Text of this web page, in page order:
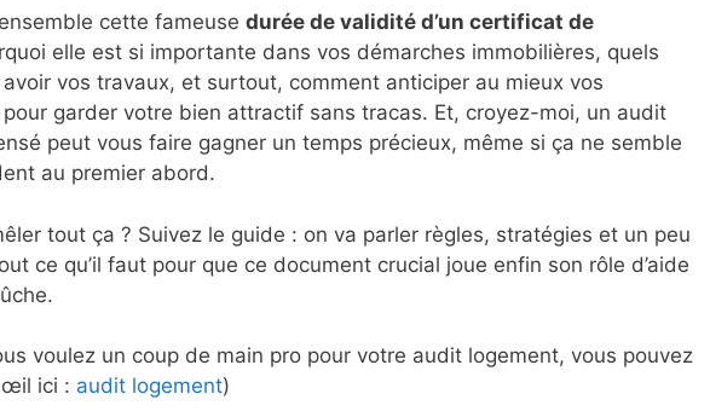
cette fameuse durée de validité d’un certificat de
elle est si importante dans vos démarches immobilières, quels
vos travaux, et surtout, comment anticiper au mieux vos
garder votre bien attractif sans tracas. Et, croyez-moi, un audit
peut vous faire gagner un temps précieux, même si ça ne semble
au premier abord.
tout ça ? Suivez le guide : on va parler règles, stratégies et un peu
ce qu’il faut pour que ce document crucial joue enfin son rôle d’aide
voulez un coup de main pro pour votre audit logement, vous pouvez
œil ici : audit logement)